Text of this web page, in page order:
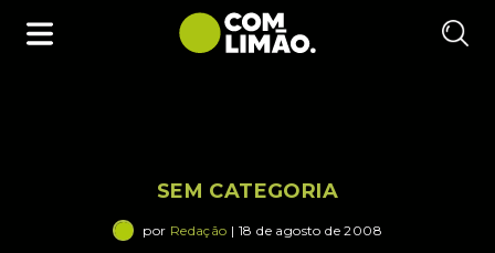
SEM CATEGORIA
por Redação | 18 de agosto de 2008